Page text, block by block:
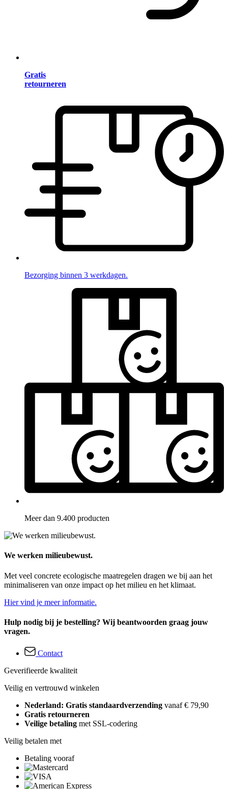
Gratis
retourneren
Bezorging binnen 3 werkdagen.
Meer dan 9.400 producten
We werken milieubewust.
Met veel concrete ecologische maatregelen dragen we bij aan het
minimaliseren van onze impact op het milieu en het klimaat.
Hier vind je meer informatie.
Hulp nodig bij je bestelling? Wij beantwoorden graag jouw
vragen.
Contact
Geverifieerde kwaliteit
Veilig en vertrouwd winkelen
Nederland: Gratis standaardverzending vanaf € 79,90
Gratis retourneren
Veilige betaling met SSL-codering
Veilig betalen met
Betaling vooraf